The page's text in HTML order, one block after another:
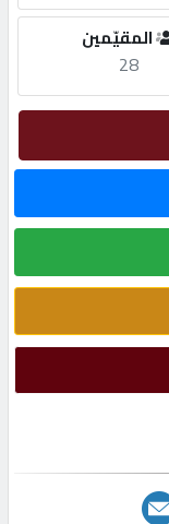
المقيّمين
28